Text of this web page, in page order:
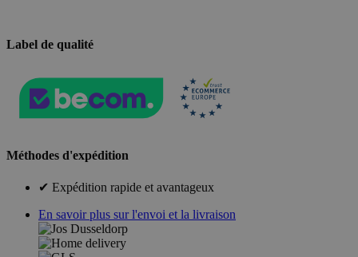
Label de qualité
Méthodes d'expédition
✔ Expédition rapide et avantageux
En savoir plus sur l'envoi et la livraison